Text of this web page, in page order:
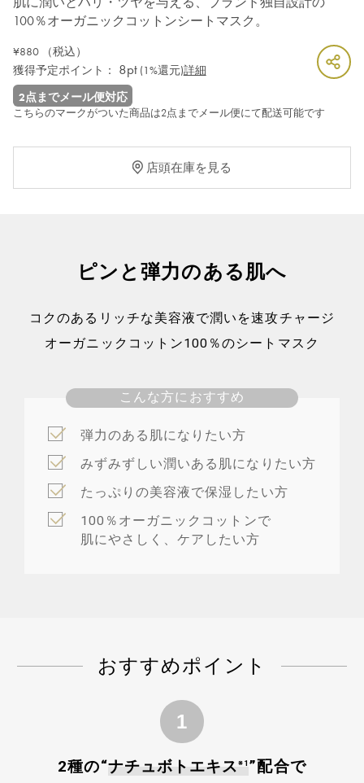
100％オーガニックコットンシートマスク。
¥880（税込）
獲得予定ポイント：
8pt (1%還元)詳細
2点までメール便対応
こちらのマークがついた商品は2点までメール便にて配送可能です
店頭在庫を見る
ピンと弾力のある肌へ
コクのあるリッチな美容液で潤いを速攻チャージ
オーガニックコットン100％のシートマスク
こんな方におすすめ
弾力のある肌になりたい方
みずみずしい潤いある肌になりたい方
たっぷりの美容液で保湿したい方
100％オーガニックコットンで
肌にやさしく、ケアしたい方
おすすめポイント
1
2種の“ナチュボトエキス※1 ”配合で